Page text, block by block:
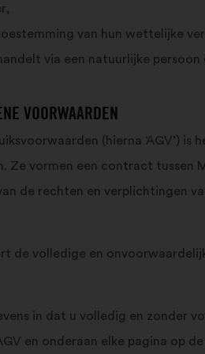
van hun wettelijke
via een natuurlijke
VOORWAARDEN
(hierna ‘AGV’)
Ze vormen een contract tussen
de rechten en verplichtingen
de volledige en
in dat u volledig en zonder
en onderaan elke pagina op